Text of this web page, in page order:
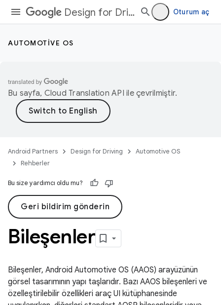
Design for Driving Oturum aç
AUTOMOTIVE OS
Bu sayfa, Cloud Translation API ile çevrilmiştir.
Android Partners Design for Driving
Automotive OS
Rehberler
Bu size yardımcı oldu mu?
Geri bildirim gönderin
Bileşenler
Bileşenler, Android Automotive OS (AAOS) arayüzünün
görsel tasarımının yapı taşlarıdır. Bazı AAOS bileşenleri ve
özelleştirilebilir özellikleri araç UI kütüphanesinde